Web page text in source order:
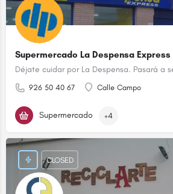
Supermercado La Despensa Express
926 50 40 67 Calle Campo
Supermercado +4
CLOSED